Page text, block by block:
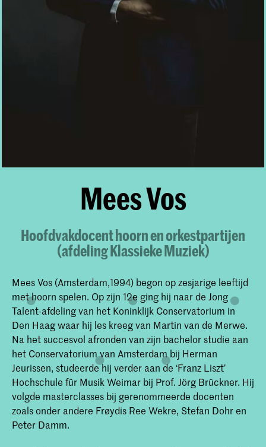
Mees Vos
Hoofdvakdocent hoorn en orkestpartijen
(afdeling Klassieke Muziek)
Mees Vos (Amsterdam,1994) begon op zesjarige leeftijd
met hoorn spelen. Op zijn 12e ging hij naar de Jong
Talent-afdeling van het Koninklijk Conservatorium in
Den Haag waar hij les kreeg van Martin van de Merwe.
Na het succesvol afronden van zijn bachelor studie aan
het Conservatorium van Amsterdam bij Herman
Jeurissen, studeerde hij verder aan de ‘Franz Liszt’
Hochschule für Musik Weimar bij Prof. Jörg Brückner. Hij
volgde masterclasses bij gerenommeerde docenten
zoals onder andere Frøydis Ree Wekre, Stefan Dohr en
Peter Damm.